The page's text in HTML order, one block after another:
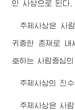
인 사상으로 된다.
주체사상은 사
귀중한 존재로 내
호하는 사람중심
주체사상의 진
주체사상은 사